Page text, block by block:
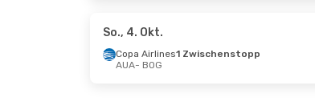
So., 4. Okt.
Copa Airlines1 Zwischenstopp
AUA- BOG